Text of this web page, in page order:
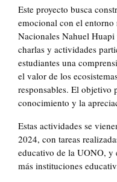
Este proyecto busca
emocional con el
Nacionales Nahuel
charlas y actividades
estudiantes una
el valor de los
responsables. El objetivo
conocimiento y la
Estas actividades se
2024, con tareas
educativo de la UONO, y
más instituciones